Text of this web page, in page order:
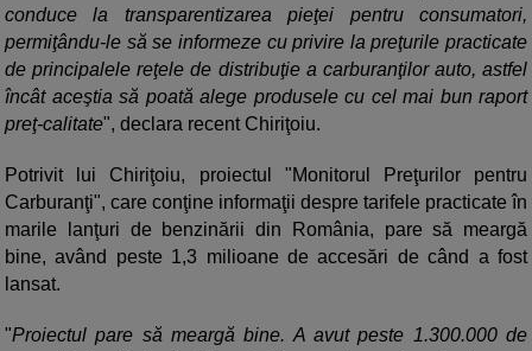
conduce la transparentizarea pieţei pentru consumatori,
permiţându-le să se informeze cu privire la preţurile practicate
de principalele reţele de distribuţie a carburanţilor auto, astfel
încât aceştia să poată alege produsele cu cel mai bun raport
preţ-calitate", declara recent Chiriţoiu.
Potrivit lui Chiriţoiu, proiectul "Monitorul Preţurilor pentru
Carburanţi", care conţine informaţii despre tarifele practicate în
marile lanţuri de benzinării din România, pare să meargă
bine, având peste 1,3 milioane de accesări de când a fost
lansat.
"Proiectul pare să meargă bine. A avut peste 1.300.000 de